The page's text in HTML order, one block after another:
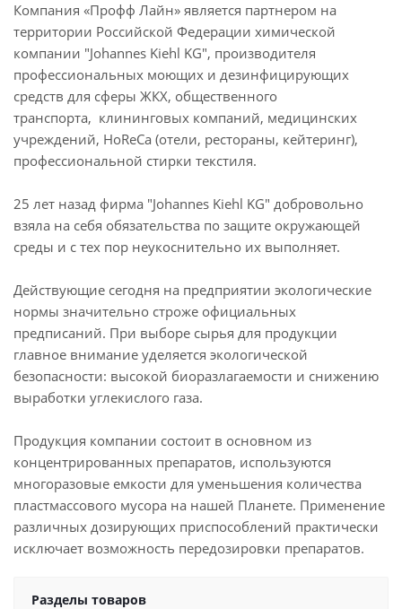
Компания «Профф Лайн» является партнером на
территории Российской Федерации химической
компании "Johannes Kiehl KG", производителя
профессиональных моющих и дезинфицирующих
средств для сферы ЖКХ, общественного
транспорта, клининговых компаний, медицинских
учреждений, HoReCa (отели, рестораны, кейтеринг),
профессиональной стирки текстиля.
25 лет назад фирма "Johannes Kiehl KG" добровольно
взяла на себя обязательства по защите окружающей
среды и с тех пор неукоснительно их выполняет.
Действующие сегодня на предприятии экологические
нормы значительно строже официальных
предписаний. При выборе сырья для продукции
главное внимание уделяется экологической
безопасности: высокой биоразлагаемости и снижению
выработки углекислого газа.
Продукция компании состоит в основном из
концентрированных препаратов, используются
многоразовые емкости для уменьшения количества
пластмассового мусора на нашей Планете. Применение
различных дозирующих приспособлений практически
исключает возможность передозировки препаратов.
Разделы товаров